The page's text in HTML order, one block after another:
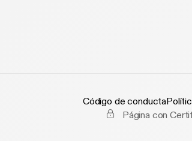
Código de conducta
Página con